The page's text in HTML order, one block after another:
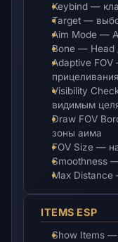
Keybind —
Target —
Aim Mode —
Bone — Head
Adaptive
прицеливания
Visibility
видимым
Draw FOV
зоны аима
FOV Size —
Smoothness
Max Distance
ITEMS ESP
Show Items —